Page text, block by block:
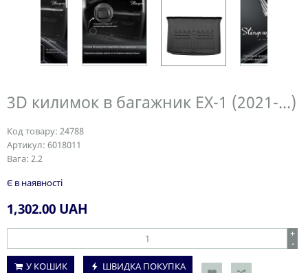
3D килимок в багажник EX-1 (2021-...)
Код товару: 24788
Артикул: 6018011
Вага: 2.2
Є в наявності
1,302.00 UAH
+
-
У КОШИК
ШВИДКА ПОКУПКА